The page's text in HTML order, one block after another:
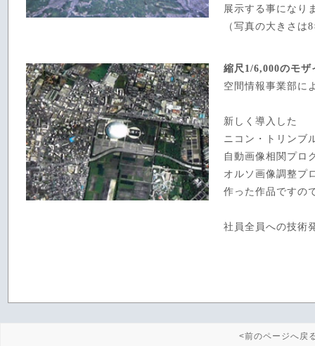
展示する事になり
（写真の大きさは
縮尺1/6,000のモザ
空間情報事業部に
新しく導入した
ニコン・トリンブ
自動画像相関プロ
オルソ画像調整プ
作った作品ですの
社員全員への技術
<前のページへ戻